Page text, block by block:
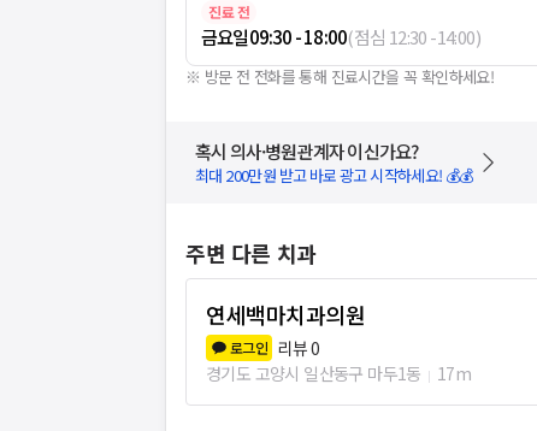
진료 전
금요일09:30 - 18:00(점심 12:30-14:00)
※ 방문 전 전화를 통해 진료시간을 꼭 확인하세요!
혹시 의사·병원관계자 이신가요?
최대 200만원 받고 바로 광고 시작하세요! 💰💰
주변 다른 치과
연세백마치과의원
로그인 리뷰0
경기도 고양시 일산동구 마두1동
17m